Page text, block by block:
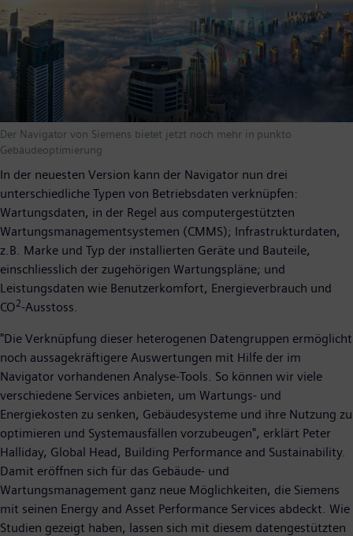
Der Navigator von Siemens bietet jetzt noch mehr in punkto
Gebäudeoptimierung
In der neuesten Version kann der Navigator nun drei
unterschiedliche Typen von Betriebsdaten verknüpfen:
Wartungsdaten, in der Regel aus computergestützten
Wartungsmanagementsystemen (CMMS); Infrastrukturdaten,
z.B. Marke und Typ der installierten Geräte und Bauteile,
einschliesslich der zugehörigen Wartungspläne; und
Leistungsdaten wie Benutzerkomfort, Energieverbrauch und
CO2-Ausstoss.
"Die Verknüpfung dieser heterogenen Datengruppen ermöglicht
noch aussagekräftigere Auswertungen mit Hilfe der im
Navigator vorhandenen Analyse-Tools. So können wir viele
verschiedene Services anbieten, um Wartungs- und
Energiekosten zu senken, Gebäudesysteme und ihre Nutzung zu
optimieren und Systemausfällen vorzubeugen", erklärt Peter
Halliday, Global Head, Building Performance and Sustainability.
Damit eröffnen sich für das Gebäude- und
Wartungsmanagement ganz neue Möglichkeiten, die Siemens
mit seinen Energy and Asset Performance Services abdeckt. Wie
Studien gezeigt haben, lassen sich mit diesem datengestützten